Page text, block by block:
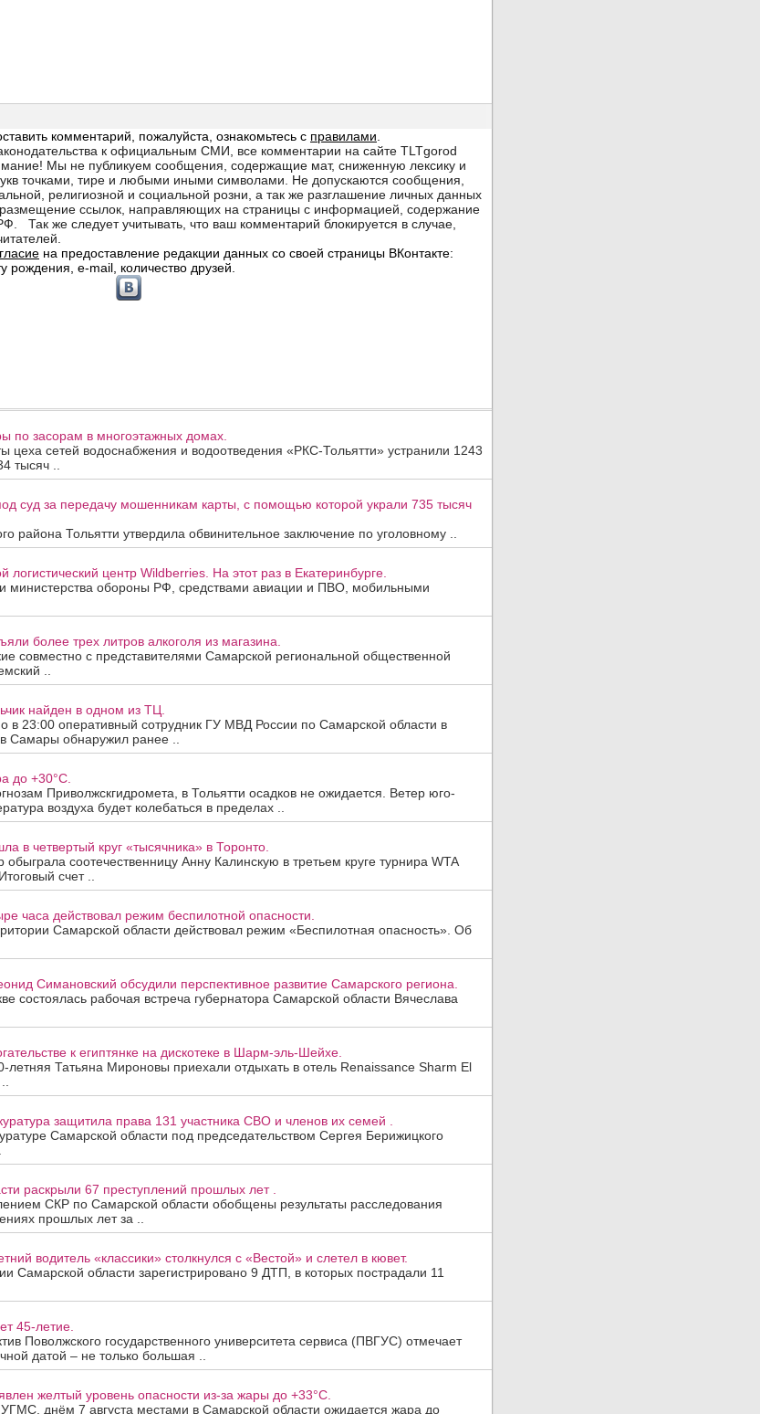
по засорам в многоэтажных домах.
цеха сетей водоснабжения и водоотведения «РКС-Тольятти» устранили 1243
тысяч ..
суд за передачу мошенникам карты, с помощью которой украли 735 тысяч
района Тольятти утвердила обвинительное заключение по уголовному ..
центр Wildberries. На этот раз в Екатеринбурге.
министерства обороны РФ, средствами авиации и ПВО, мобильными
более трех литров алкоголя из магазина.
совместно с представителями Самарской региональной общественной
..
найден в одном из ТЦ.
в 23:00 оперативный сотрудник ГУ МВД России по Самарской области в
Самары обнаружил ранее ..
до +30°C.
Приволжскгидромета, в Тольятти осадков не ожидается. Ветер юго-
воздуха будет колебаться в пределах ..
в четвертый круг «тысячника» в Торонто.
соотечественницу Анну Калинскую в третьем круге турнира WTA
счет ..
часа действовал режим беспилотной опасности.
Самарской области действовал режим «Беспилотная опасность». Об
Симановский обсудили перспективное развитие Самарского региона.
состоялась рабочая встреча губернатора Самарской области Вячеслава
к египтянке на дискотеке в Шарм-эль-Шейхе.
летняя Татьяна Мироновы приехали отдыхать в отель Renaissance Sharm El
защитила права 131 участника СВО и членов их семей .
Самарской области под председательством Сергея Берижицкого
раскрыли 67 преступлений прошлых лет .
СКР по Самарской области обобщены результаты расследования
прошлых лет за ..
водитель «классики» столкнулся с «Вестой» и слетел в кювет.
Самарской области зарегистрировано 9 ДТП, в которых пострадали 11
45-летие.
Поволжского государственного университета сервиса (ПВГУС) отмечает
датой – не только большая ..
желтый уровень опасности из-за жары до +33°C.
днём 7 августа местами в Самарской области ожидается жара до